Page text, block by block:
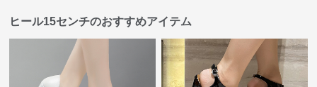
ヒール15センチのおすすめアイテム